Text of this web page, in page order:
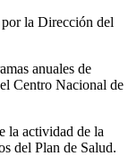
la Dirección del
anuales de
Centro Nacional de
la actividad de la
del Plan de Salud.